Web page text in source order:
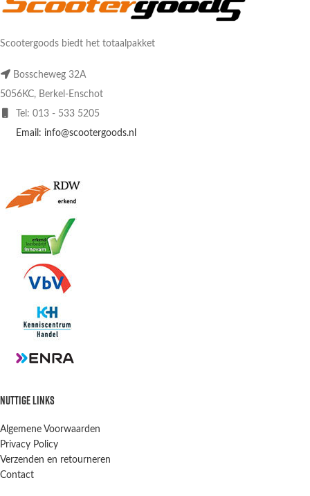
Scootergoods biedt het totaalpakket
Bosscheweg 32A
5056KC, Berkel-Enschot
Tel: 013 - 533 5205
Email: info@scootergoods.nl
NUTTIGE LINKS
Algemene Voorwaarden
Privacy Policy
Verzenden en retourneren
Contact